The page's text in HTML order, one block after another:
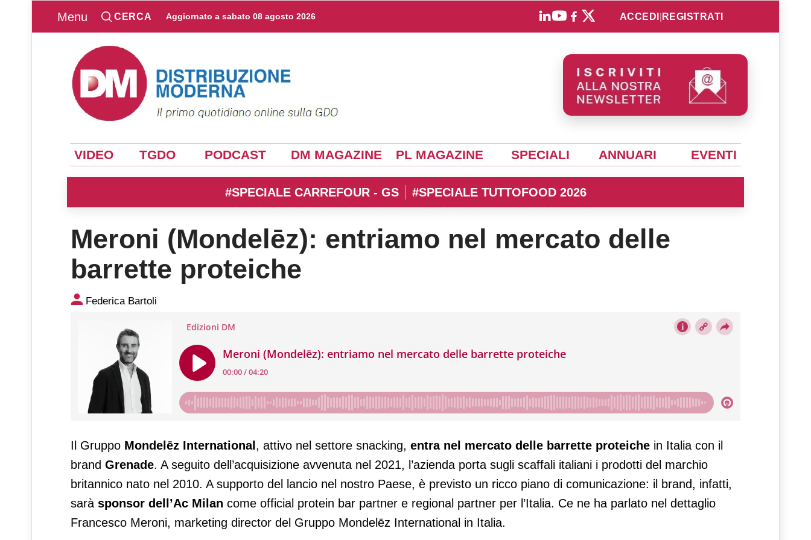
Menu CERCA Aggiornato a sabato 08 agosto 2026 ACCEDI REGISTRATI
VIDEO TGDO PODCAST DM MAGAZINE PL MAGAZINE SPECIALI ANNUARI EVENTI
#SPECIALE CARREFOUR - GS #SPECIALE TUTTOFOOD 2026
Meroni (Mondelēz): entriamo nel mercato delle
barrette proteiche
Meroni (Mondelēz): entriamo nel mercato delle barrette proteiche
Federica Bartoli
Il Gruppo Mondelēz International , attivo nel settore snacking, entra nel mercato delle barrette proteiche in Italia con il
brand Grenade. A seguito dell’acquisizione avvenuta nel 2021, l’azienda porta sugli scaffali italiani i prodotti del marchio
britannico nato nel 2010. A supporto del lancio nel nostro Paese, è previsto un ricco piano di comunicazione: il brand, infatti,
sarà sponsor dell’Ac Milan come official protein bar partner e regional partner per l’Italia. Ce ne ha parlato nel dettaglio
Francesco Meroni, marketing director del Gruppo Mondelēz International in Italia.